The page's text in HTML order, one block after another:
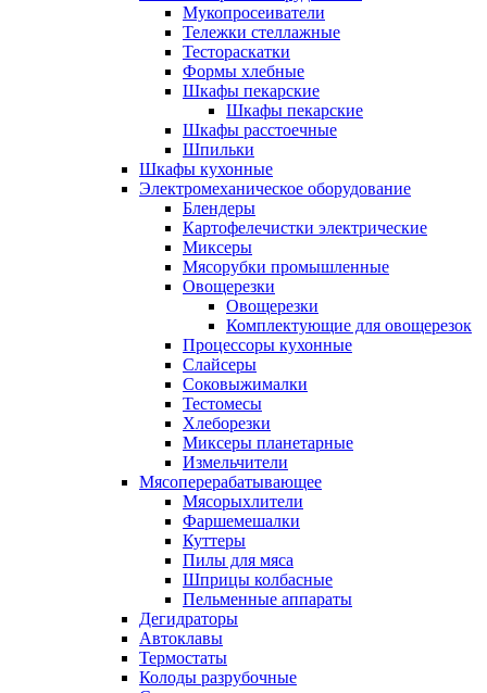
Мукопросеиватели
Тележки стеллажные
Тестораскатки
Формы хлебные
Шкафы пекарские
Шкафы пекарские
Шкафы расстоечные
Шпильки
Шкафы кухонные
Электромеханическое оборудование
Блендеры
Картофелечистки электрические
Миксеры
Мясорубки промышленные
Овощерезки
Овощерезки
Комплектующие для овощерезок
Процессоры кухонные
Слайсеры
Соковыжималки
Тестомесы
Хлеборезки
Миксеры планетарные
Измельчители
Мясоперерабатывающее
Мясорыхлители
Фаршемешалки
Куттеры
Пилы для мяса
Шприцы колбасные
Пельменные аппараты
Дегидраторы
Автоклавы
Термостаты
Колоды разрубочные